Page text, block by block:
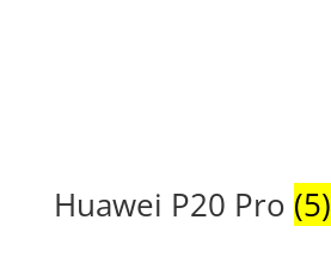
Huawei P20 Pro (5)